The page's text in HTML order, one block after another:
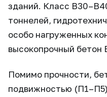
зданий. Класс
тоннелей,
особо нагруженных
высокопрочный бетон
Помимо прочности,
подвижностью